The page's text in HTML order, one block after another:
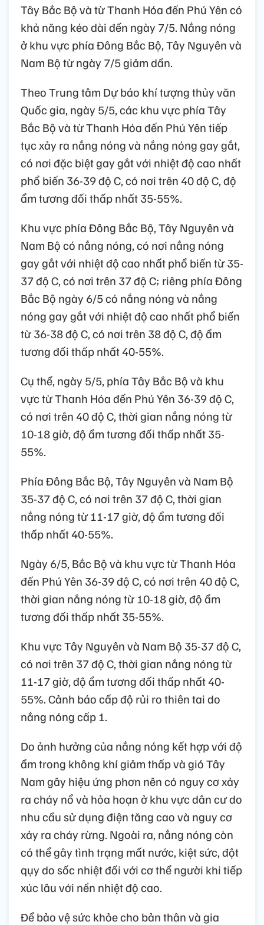
Tây Bắc Bộ và từ Thanh Hóa đến Phú Yên có
khả năng kéo dài đến ngày 7/5. Nắng nóng
ở khu vực phía Đông Bắc Bộ, Tây Nguyên và
Nam Bộ từ ngày 7/5 giảm dần.
Theo Trung tâm Dự báo khí tượng thủy văn
Quốc gia, ngày 5/5, các khu vực phía Tây
Bắc Bộ và từ Thanh Hóa đến Phú Yên tiếp
tục xảy ra nắng nóng và nắng nóng gay gắt,
có nơi đặc biệt gay gắt với nhiệt độ cao nhất
phổ biến 36-39 độ C, có nơi trên 40 độ C, độ
ẩm tương đối thấp nhất 35-55%.
Khu vực phía Đông Bắc Bộ, Tây Nguyên và
Nam Bộ có nắng nóng, có nơi nắng nóng
gay gắt với nhiệt độ cao nhất phổ biến từ 35-
37 độ C, có nơi trên 37 độ C; riêng phía Đông
Bắc Bộ ngày 6/5 có nắng nóng và nắng
nóng gay gắt với nhiệt độ cao nhất phổ biến
từ 36-38 độ C, có nơi trên 38 độ C, độ ẩm
tương đối thấp nhất 40-55%.
Cụ thể, ngày 5/5, phía Tây Bắc Bộ và khu
vực từ Thanh Hóa đến Phú Yên 36-39 độ C,
có nơi trên 40 độ C, thời gian nắng nóng từ
10-18 giờ, độ ẩm tương đối thấp nhất 35-
55%.
Phía Đông Bắc Bộ, Tây Nguyên và Nam Bộ
35-37 độ C, có nơi trên 37 độ C, thời gian
nắng nóng từ 11-17 giờ, độ ẩm tương đối
thấp nhất 40-55%.
Ngày 6/5, Bắc Bộ và khu vực từ Thanh Hóa
đến Phú Yên 36-39 độ C, có nơi trên 40 độ C,
thời gian nắng nóng từ 10-18 giờ, độ ẩm
tương đối thấp nhất 35-55%.
Khu vực Tây Nguyên và Nam Bộ 35-37 độ C,
có nơi trên 37 độ C, thời gian nắng nóng từ
11-17 giờ, độ ẩm tương đối thấp nhất 40-
55%. Cảnh báo cấp độ rủi ro thiên tai do
nắng nóng cấp 1.
Do ảnh hưởng của nắng nóng kết hợp với độ
ẩm trong không khí giảm thấp và gió Tây
Nam gây hiệu ứng phơn nên có nguy cơ xảy
ra cháy nổ và hỏa hoạn ở khu vực dân cư do
nhu cầu sử dụng điện tăng cao và nguy cơ
xảy ra cháy rừng. Ngoài ra, nắng nóng còn
có thể gây tình trạng mất nước, kiệt sức, đột
qụy do sốc nhiệt đối với cơ thể người khi tiếp
xúc lâu với nền nhiệt độ cao.
Để bảo vệ sức khỏe cho bản thân và gia